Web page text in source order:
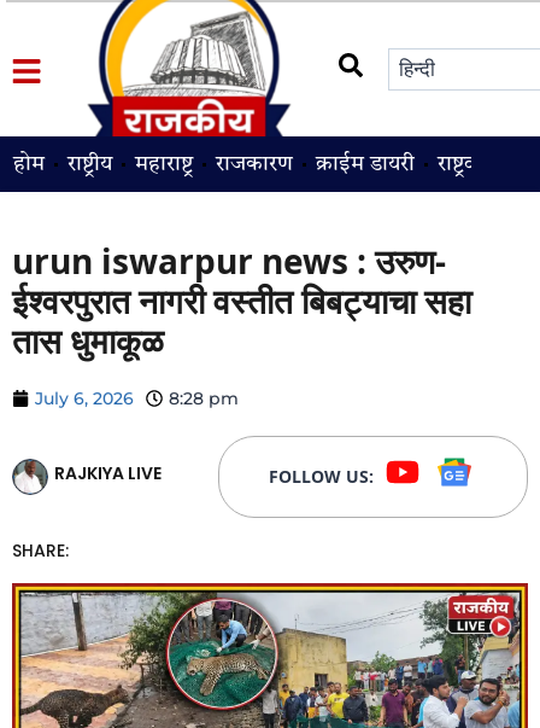
होम राष्ट्रीय महाराष्ट्र राजकारण क्राईम डायरी राष्ट्रवादी
urun iswarpur news : उरुण-
ईश्वरपुरात नागरी वस्तीत बिबट्याचा सहा
तास धुमाकूळ
July 6, 2026 8:28 pm
RAJKIYA LIVE FOLLOW US:
SHARE: